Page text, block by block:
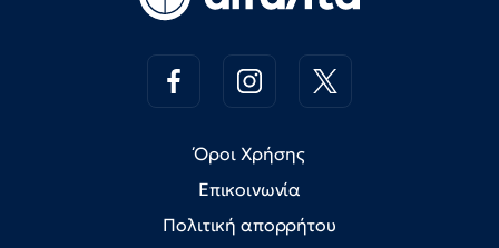
Όροι Χρήσης
Επικοινωνία
Πολιτική απορρήτου